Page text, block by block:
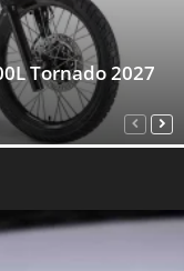
Tornado 2027